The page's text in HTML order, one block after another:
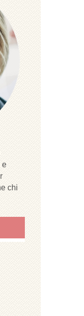
e
chi